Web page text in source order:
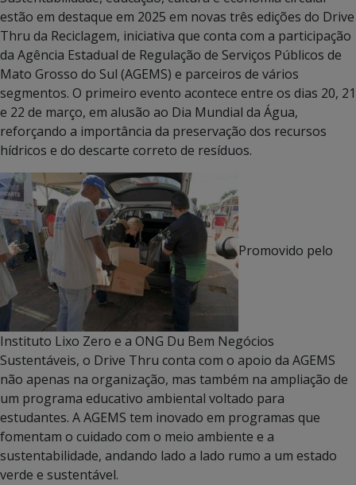
estão em destaque em 2025 em novas três edições do Drive
Thru da Reciclagem, iniciativa que conta com a participação
da Agência Estadual de Regulação de Serviços Públicos de
Mato Grosso do Sul (AGEMS) e parceiros de vários
segmentos. O primeiro evento acontece entre os dias 20, 21
e 22 de março, em alusão ao Dia Mundial da Água,
reforçando a importância da preservação dos recursos
hídricos e do descarte correto de resíduos.
Promovido pelo
Instituto Lixo Zero e a ONG Du Bem Negócios
Sustentáveis, o Drive Thru conta com o apoio da AGEMS
não apenas na organização, mas também na ampliação de
um programa educativo ambiental voltado para
estudantes. A AGEMS tem inovado em programas que
fomentam o cuidado com o meio ambiente e a
sustentabilidade, andando lado a lado rumo a um estado
verde e sustentável.